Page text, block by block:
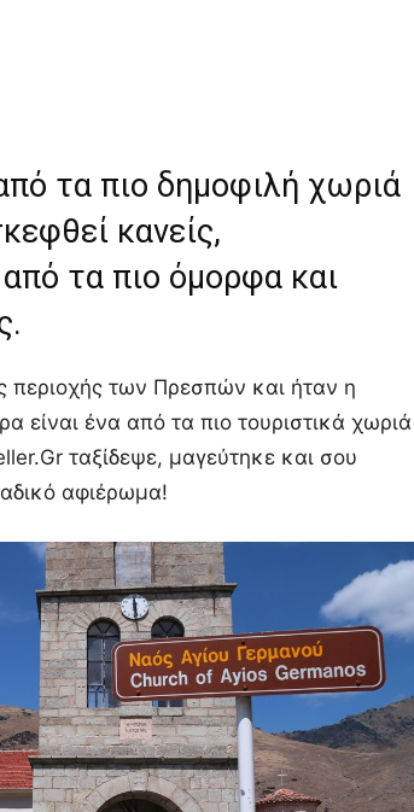
τα πιο δημοφιλή χωριά
κανείς,
τα πιο όμορφα και
περιοχής των Πρεσπών και ήταν η
ένα από τα πιο τουριστικά χωριά
ταξίδεψε, μαγεύτηκε και σου
αφιέρωμα!